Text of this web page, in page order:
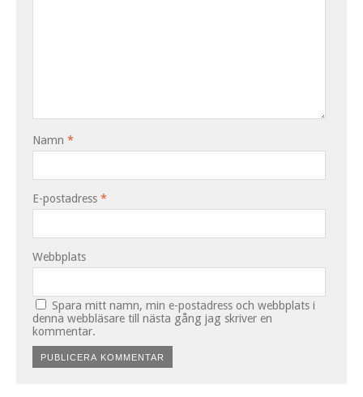
Namn *
E-postadress *
Webbplats
Spara mitt namn, min e-postadress och webbplats i
denna webbläsare till nästa gång jag skriver en
kommentar.